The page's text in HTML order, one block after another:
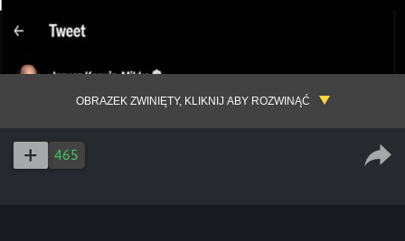
OBRAZEK ZWINIĘTY, KLIKNIJ ABY ROZWINĄĆ
465